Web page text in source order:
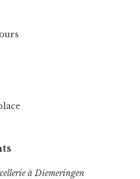
à Diemeringen